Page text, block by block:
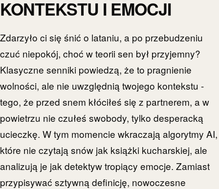
KONTEKSTU I EMOCJI
Zdarzyło ci się śnić o lataniu, a po przebudzeniu
czuć niepokój, choć w teorii sen był przyjemny?
Klasyczne senniki powiedzą, że to pragnienie
wolności, ale nie uwzględnią twojego kontekstu -
tego, że przed snem kłóciłeś się z partnerem, a w
powietrzu nie czułeś swobody, tylko desperacką
ucieczkę. W tym momencie wkraczają algorytmy AI,
które nie czytają snów jak książki kucharskiej, ale
analizują je jak detektyw tropiący emocje. Zamiast
przypisywać sztywną definicję, nowoczesne